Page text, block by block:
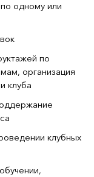
одному или
по
организация
клуба
клубных